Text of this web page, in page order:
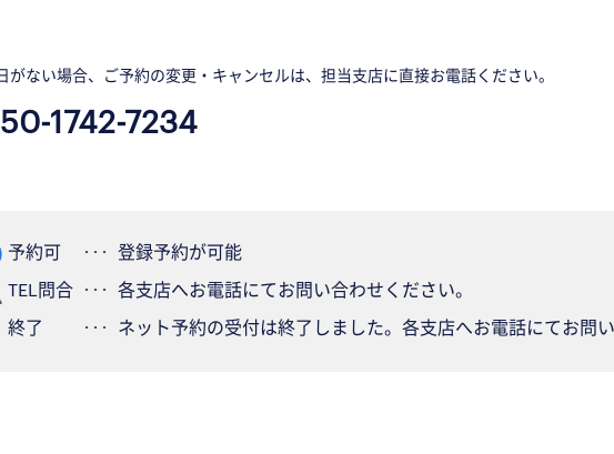
ない場合、ご予約の変更・キャンセルは、担当支店に直接お電話ください。
1742-7234
予約可
登録予約が可能
TEL問合
各支店へお電話にてお問い合わせください。
終了
ネット予約の受付は終了しました。各支店へお電話にてお問い